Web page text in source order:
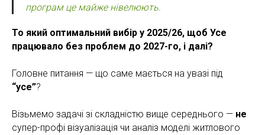
програм це майже нівелюють.
То який оптимальний вибір у 2025/26, щоб Усе
працювало без проблем до 2027-го, і далі?
Головне питання — що саме мається на увазі під
“усе”?
Візьмемо задачі зі складністю вище середнього — не
супер-профі візуалізація чи аналіз моделі житлового